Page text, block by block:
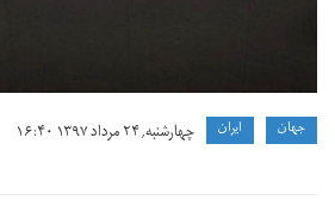
جهان ايران چهارشنبه, ۲۴ مرداد ۱۳۹۷ ۱۶:۴۰